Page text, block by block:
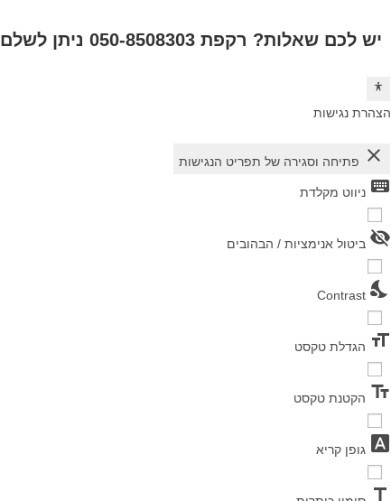
יש לכם שאלות? רקפת 050-8508303 ניתן לשלם בפייפאל למייל rakefetm5@gmail.com
הצהרת נגישות
close פתיחה וסגירה של תפריט הנגישות
keyboard ניווט מקלדת
visibility_off ביטול אנימציות / הבהובים
nights_stay
Contrast
format_size הגדלת טקסט
text_fields הקטנת טקסט
font_download גופן קריא
title